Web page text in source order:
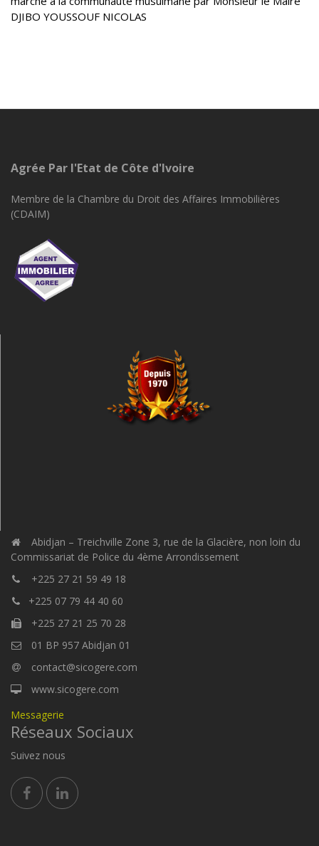
DJIBO YOUSSOUF NICOLAS
Agrée Par l'Etat de Côte d'Ivoire
Membre de la Chambre du Droit des Affaires Immobilières
(CDAIM)
Abidjan – Treichville Zone 3, rue de la Glacière, non loin du
Commissariat de Police du 4ème Arrondissement
+225 27 21 59 49 18
+225 07 79 44 40 60
+225 27 21 25 70 28
01 BP 957 Abidjan 01
contact@sicogere.com
www.sicogere.com
Messagerie
Réseaux Sociaux
Suivez nous